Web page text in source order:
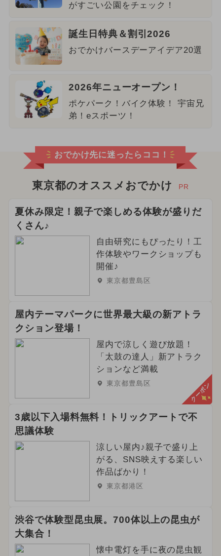
がすごい公園をチェック！
誕生日特典＆割引2026
おでかけバースデーアイデア20選
2026年ニューオープン！
ポケパーク！バイク体験！ 宇宙兄
弟！eスポーツ！
おでかけ先に迷ったらココ！
東京都のオススメおでかけ PR
夏休み限定！親子で楽しめる体験が盛りだ
くさん♪
自由研究にもぴったり！工
作体験やワークショップも
開催♪
東京都豊島区
屋内テーマパークに世界最大級の新アトラ
クション登場！
屋内で涼しく遊び放題！
「太鼓の達人」新アトラク
ションなど満載
東京都豊島区 クーポン
3歳以下入場料無料！トリックアートで不
思議体験
涼しい屋内♪親子で盛り上
がる、SNS映えする楽しい
作品ばかり！
東京都港区
渋谷で体験型昆虫展。700体以上の昆虫が
大集合！
懐中電灯を手に夜の昆虫観